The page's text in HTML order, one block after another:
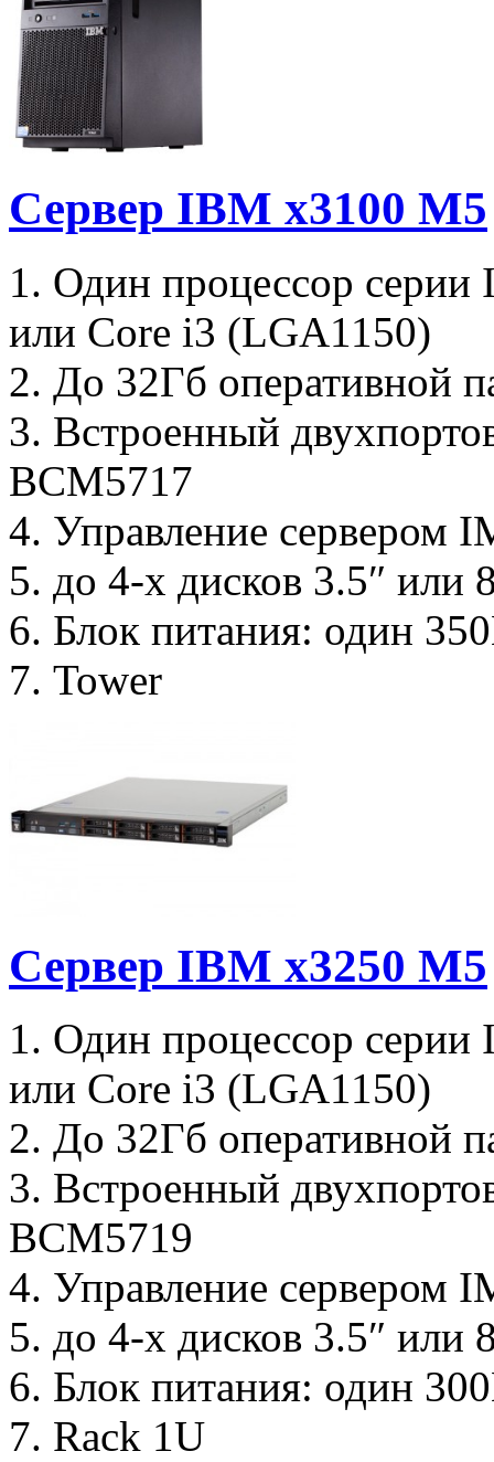
Сервер IBM x3100 M5
1. Один процессор
или Core i3 (LGA1150)
2. До 32Гб оперативной
3. Встроенный
BCM5717
4. Управление сервером
5. до 4-х дисков 3.5″ или
6. Блок питания: один
7. Tower
Сервер IBM x3250 M5
1. Один процессор
или Core i3 (LGA1150)
2. До 32Гб оперативной
3. Встроенный
BCM5719
4. Управление сервером
5. до 4-х дисков 3.5″ или
6. Блок питания: один
7. Rack 1U